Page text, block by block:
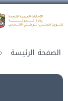
الصفحة الرئيسة